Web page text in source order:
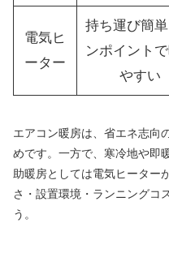
電気ヒ
ーター
持ち運び簡
ンポイント
やすい
エアコン暖房は、省エネ志向
めです。一方で、寒冷地や即
助暖房としては電気ヒーター
さ・設置環境・ランニングコ
う。